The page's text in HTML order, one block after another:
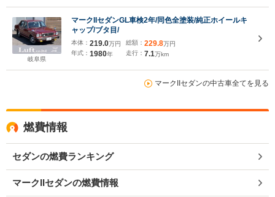
岐阜県
マークIIセダンGL車検2年/同色全塗装/純正ホイールキ
ャップ/ブタ目/
本体： 219.0万円
年式： 1980年
総額： 229.8万円
走行： 7.1万km
マークIIセダンの中古車全てを見る
燃費情報
セダンの燃費ランキング
マークIIセダンの燃費情報